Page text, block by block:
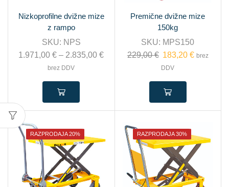
Nizkoprofilne dvižne mize
z rampo
SKU: NPS
1.971,00€ – 2.835,00€
brez DDV
Premične dvižne mize
150kg
SKU: MPS150
229,00€ 183,20 € brez
DDV
RAZPRODAJA 20% RAZPRODAJA 30%